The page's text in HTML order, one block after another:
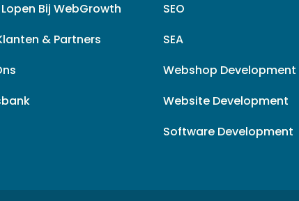
Bij WebGrowth
& Partners
SEO
SEA
Webshop Development
Website Development
Software Development